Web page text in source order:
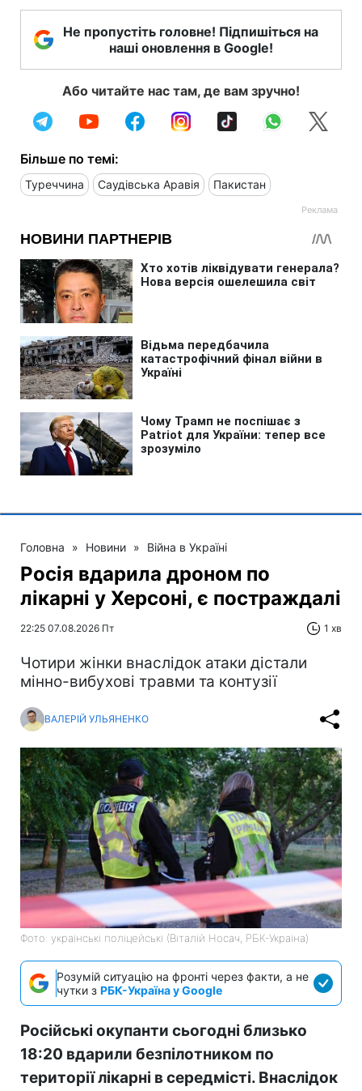
Не пропустіть головне! Підпишіться на
наші оновлення в Google!
Або читайте нас там, де вам зручно!
Більше по темі:
Туреччина Саудівська Аравія Пакистан
Головна » Новини » Війна в Україні
Росія вдарила дроном по
лікарні у Херсоні, є постраждалі
22:25 07.08.2026 Пт 1 хв
Чотири жінки внаслідок атаки дістали
мінно-вибухові травми та контузії
ВАЛЕРІЙ УЛЬЯНЕНКО
Фото: українські поліцейські (Віталій Носач, РБК-Україна)
Розумій ситуацію на фронті через факти, а не
чутки з РБК-Україна у Google
Російські окупанти сьогодні близько
18:20 вдарили безпілотником по
території лікарні в середмісті. Внаслідок